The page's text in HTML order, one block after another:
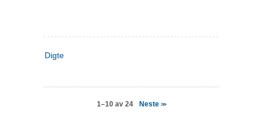
Digte
1–10 av 24 Neste>>